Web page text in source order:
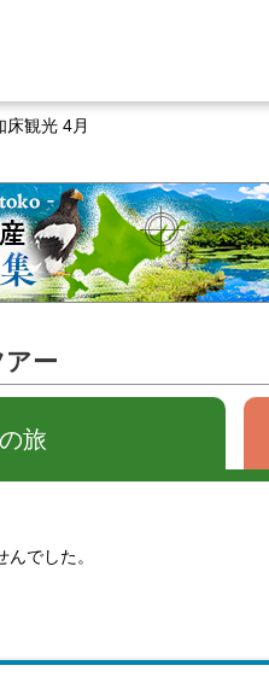
床観光 4月
アー
旅
でした。